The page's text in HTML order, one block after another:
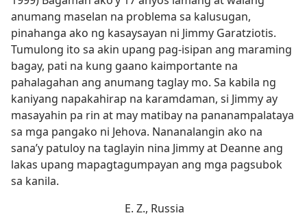
Pamahiin?
anumang maselan na problema sa kalusugan,
pinahanga ako ng kasaysayan ni Jimmy Garatziotis.
Tumulong ito sa akin upang pag-isipan ang maraming
bagay, pati na kung gaano kaimportante na
pahalagahan ang anumang taglay mo. Sa kabila ng
kaniyang napakahirap na karamdaman, si Jimmy ay
masayahin pa rin at may matibay na pananampalataya
sa mga pangako ni Jehova. Nananalangin ako na
sana’y patuloy na taglayin nina Jimmy at Deanne ang
lakas upang mapagtagumpayan ang mga pagsubok
sa kanila.
E. Z., Russia